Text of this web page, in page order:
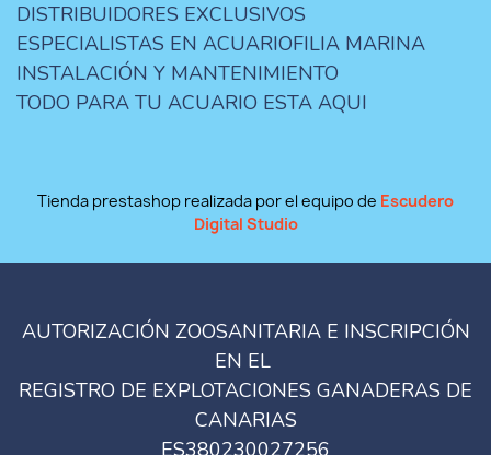
DISTRIBUIDORES EXCLUSIVOS
ESPECIALISTAS EN ACUARIOFILIA MARINA
INSTALACIÓN Y MANTENIMIENTO
TODO PARA TU ACUARIO ESTA AQUI
Tienda prestashop realizada por el equipo de Escudero
Digital Studio
AUTORIZACIÓN ZOOSANITARIA E INSCRIPCIÓN
EN EL
REGISTRO DE EXPLOTACIONES GANADERAS DE
CANARIAS
ES380230027256